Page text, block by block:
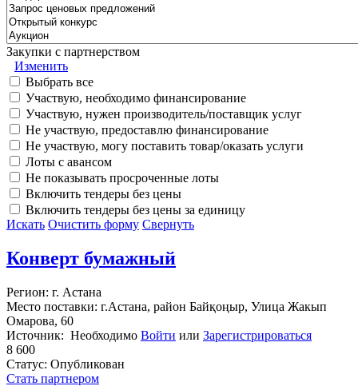
Закупки с партнерством
Изменить
Выбрать все
Участвую, необходимо финансирование
Участвую, нужен производитель/поставщик услуг
Не участвую, предоставлю финансирование
Не участвую, могу поставить товар/оказать услуги
Лоты с авансом
Не показывать просроченные лоты
Включить тендеры без цены
Включить тендеры без цены за единицу
Искать Очистить форму Свернуть
Конверт бумажный
Регион: г. Астана
Место поставки: г.Астана, район Байқоңыр, Улица Жакып
Омарова, 60
Источник: Необходимо Войти или Зарегистрироваться
8 600
Статус: Опубликован
Стать партнером